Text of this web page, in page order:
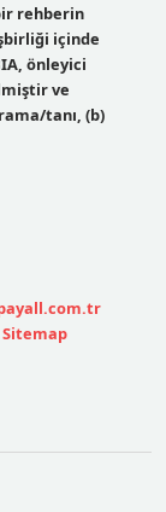
rehberin
içinde
önleyici
ve
tanı, (b)
Sitemap